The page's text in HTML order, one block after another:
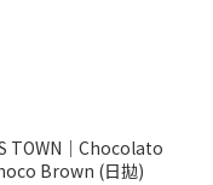
TOWN｜Chocolato
Brown (日拋)